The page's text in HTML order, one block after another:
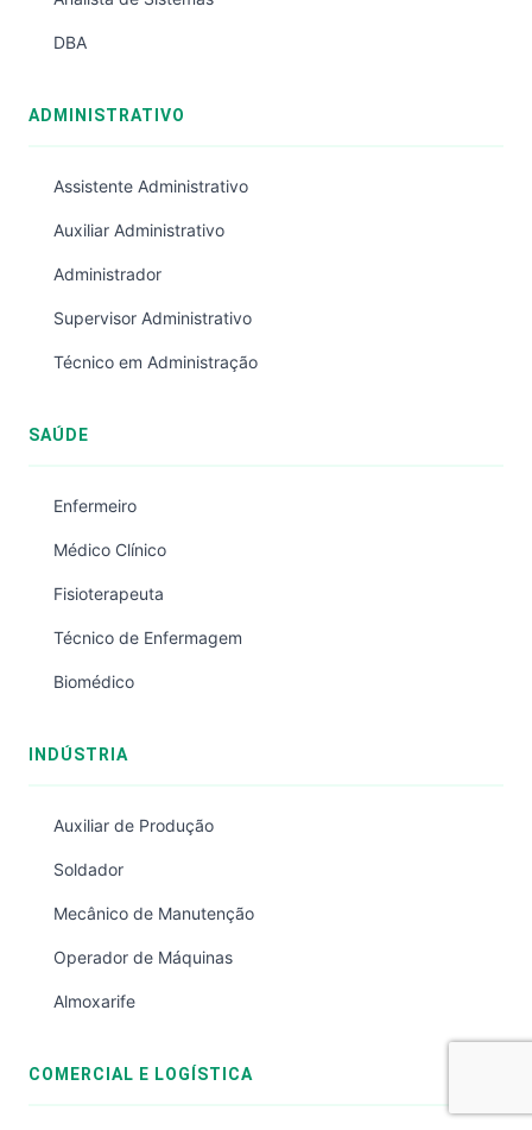
DBA
ADMINISTRATIVO
Assistente Administrativo
Auxiliar Administrativo
Administrador
Supervisor Administrativo
Técnico em Administração
SAÚDE
Enfermeiro
Médico Clínico
Fisioterapeuta
Técnico de Enfermagem
Biomédico
INDÚSTRIA
Auxiliar de Produção
Soldador
Mecânico de Manutenção
Operador de Máquinas
Almoxarife
COMERCIAL E LOGÍSTICA